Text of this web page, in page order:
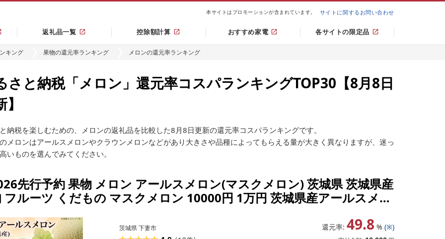
本サイトはプロモーションが含まれています。 サイトに関するお問い合わせ
返礼品一覧 控除額計算 おすすめ家電 各サイトの限定品
キング 果物の還元率ランキング メロンの還元率ランキング
さと納税「メロン」還元率コスパランキングTOP30【8月8日
納税を楽しむための、メロンの返礼品を比較した8月8日更新の還元率コスパランキングです。
メロンはアールスメロンやクラウンメロンなどがあり大きさや品種によってもらえる量が大きく異なりますが、迷っ
いものを選んでみてください。
先行予約 果物 メロン アールスメロン(マスクメロン) 茨城県 茨城県産
フルーツ くだもの マスクメロン 10000円 1万円 茨城県産アールスメロ
茨城県 下妻市 還元率: 49.8 % (※)